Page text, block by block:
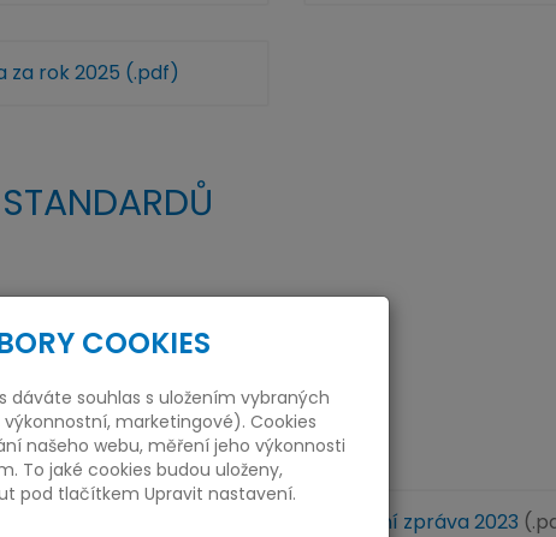
za rok 2025 (.pdf)
ZPRÁVY
Výroční zpráva 2023
COOKIES
dáváte souhlas s uložením vybraných
marketingové). Cookies
našeho webu, měření jeho výkonnosti
To jaké cookies budou uloženy,
pod tlačítkem Upravit nastavení.